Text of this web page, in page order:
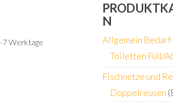
7 Werktage
N
Allgemein Bedarf
Toiletten Füll/
Fischnetze und
Doppelreusen